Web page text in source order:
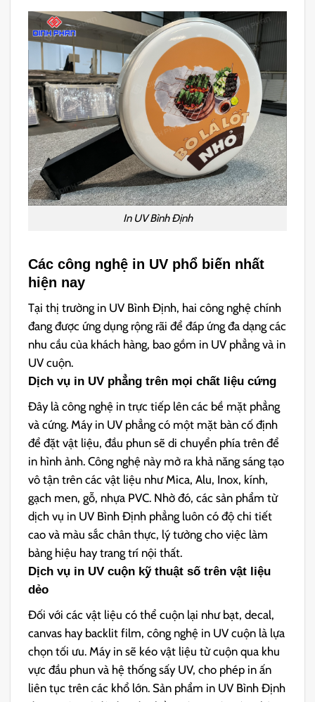
In UV Bình Định
Các công nghệ in UV phổ biến nhất
hiện nay
Tại thị trường in UV Bình Định, hai công nghệ chính
đang được ứng dụng rộng rãi để đáp ứng đa dạng các
nhu cầu của khách hàng, bao gồm in UV phẳng và in
UV cuộn.
Dịch vụ in UV phẳng trên mọi chất liệu cứng
Đây là công nghệ in trực tiếp lên các bề mặt phẳng
và cứng. Máy in UV phẳng có một mặt bàn cố định
để đặt vật liệu, đầu phun sẽ di chuyển phía trên để
in hình ảnh. Công nghệ này mở ra khả năng sáng tạo
vô tận trên các vật liệu như Mica, Alu, Inox, kính,
gạch men, gỗ, nhựa PVC. Nhờ đó, các sản phẩm từ
dịch vụ in UV Bình Định phẳng luôn có độ chi tiết
cao và màu sắc chân thực, lý tưởng cho việc làm
bảng hiệu hay trang trí nội thất.
Dịch vụ in UV cuộn kỹ thuật số trên vật liệu
dẻo
Đối với các vật liệu có thể cuộn lại như bạt, decal,
canvas hay backlit film, công nghệ in UV cuộn là lựa
chọn tối ưu. Máy in sẽ kéo vật liệu từ cuộn qua khu
vực đầu phun và hệ thống sấy UV, cho phép in ấn
liên tục trên các khổ lớn. Sản phẩm in UV Bình Định